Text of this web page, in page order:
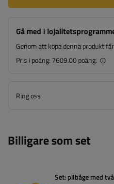
Gå med i
Genom att köpa denna produkt
Pris i poäng: 7609.00 poäng.
Ring oss
Billigare som set
Set: pilbåge med